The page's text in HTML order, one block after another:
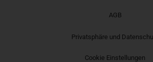
AGB
Privatsphäre und
Cookie Einstellungen